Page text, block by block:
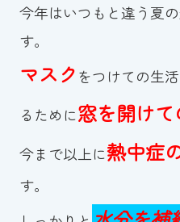
今年はいつもと違う夏
す。
マスクをつけての生
るために窓を開け
今まで以上に熱中症
す。